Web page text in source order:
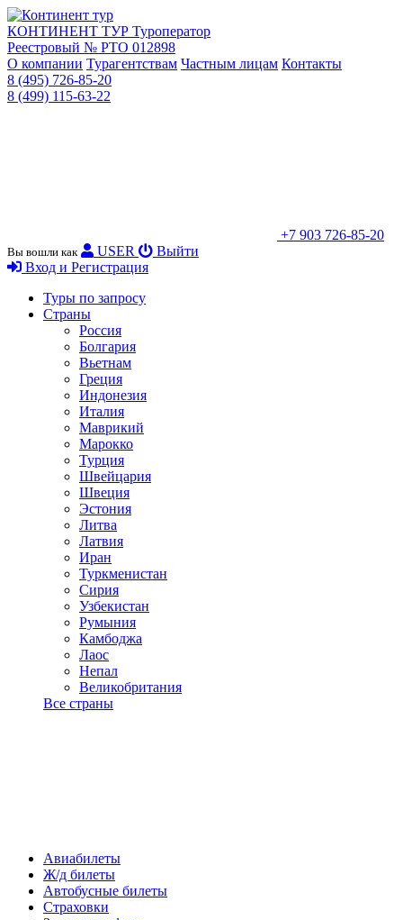
КОНТИНЕНТ ТУР Туроператор
Реестровый № РТО 012898
О компании Турагентствам Частным лицам Контакты
8 (495) 726-85-20
8 (499) 115-63-22
+7 903 726-85-20
Вы вошли как USER
Выйти
Вход и Регистрация
Туры по запросу
Страны
Россия
Болгария
Вьетнам
Греция
Индонезия
Италия
Маврикий
Марокко
Турция
Швейцария
Швеция
Эстония
Литва
Латвия
Иран
Туркменистан
Сирия
Узбекистан
Румыния
Камбоджа
Лаос
Непал
Великобритания
Все страны
Авиабилеты
Ж/д билеты
Автобусные билеты
Страховки